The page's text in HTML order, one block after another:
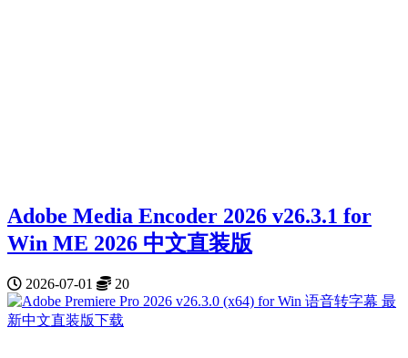
Adobe Media Encoder 2026 v26.3.1 for
Win ME 2026 中文直装版
2026-07-01 20